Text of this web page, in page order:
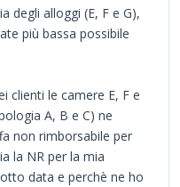
degli alloggi (E, F e G),
più bassa possibile
clienti le camere E, F e
A, B e C) ne
non rimborsabile per
la NR per la mia
data e perchè ne ho